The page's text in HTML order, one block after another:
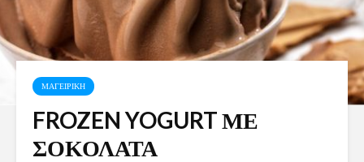
ΜΑΓΕΙΡΙΚΗ
FROZEN YOGURT ΜΕ
ΣΟΚΟΛΑΤΑ